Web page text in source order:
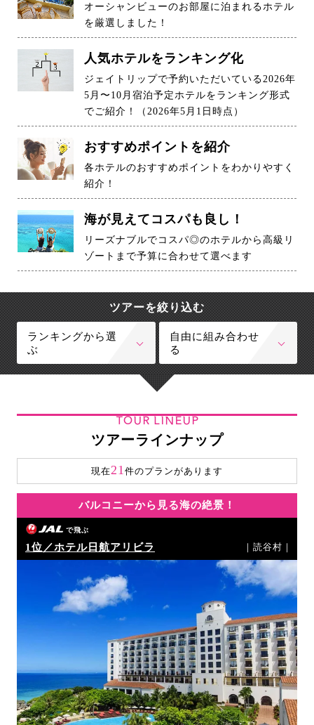
オーシャンビューのお部屋に泊まれるホテル
を厳選しました！
人気ホテルをランキング化
ジェイトリップで予約いただいている2026年
5月〜10月宿泊予定ホテルをランキング形式
でご紹介！（2026年5月1日時点）
おすすめポイントを紹介
各ホテルのおすすめポイントをわかりやすく
紹介！
海が見えてコスパも良し！
リーズナブルでコスパ◎のホテルから高級リ
ゾートまで予算に合わせて選べます
ツアーを絞り込む
ランキングから選
ぶ
自由に組み合わせ
る
TOUR LINEUP
ツアーラインナップ
現在21 件のプランがあります
バルコニーから見る海の絶景！
で飛ぶ
1位／ホテル日航アリビラ ｜読谷村｜